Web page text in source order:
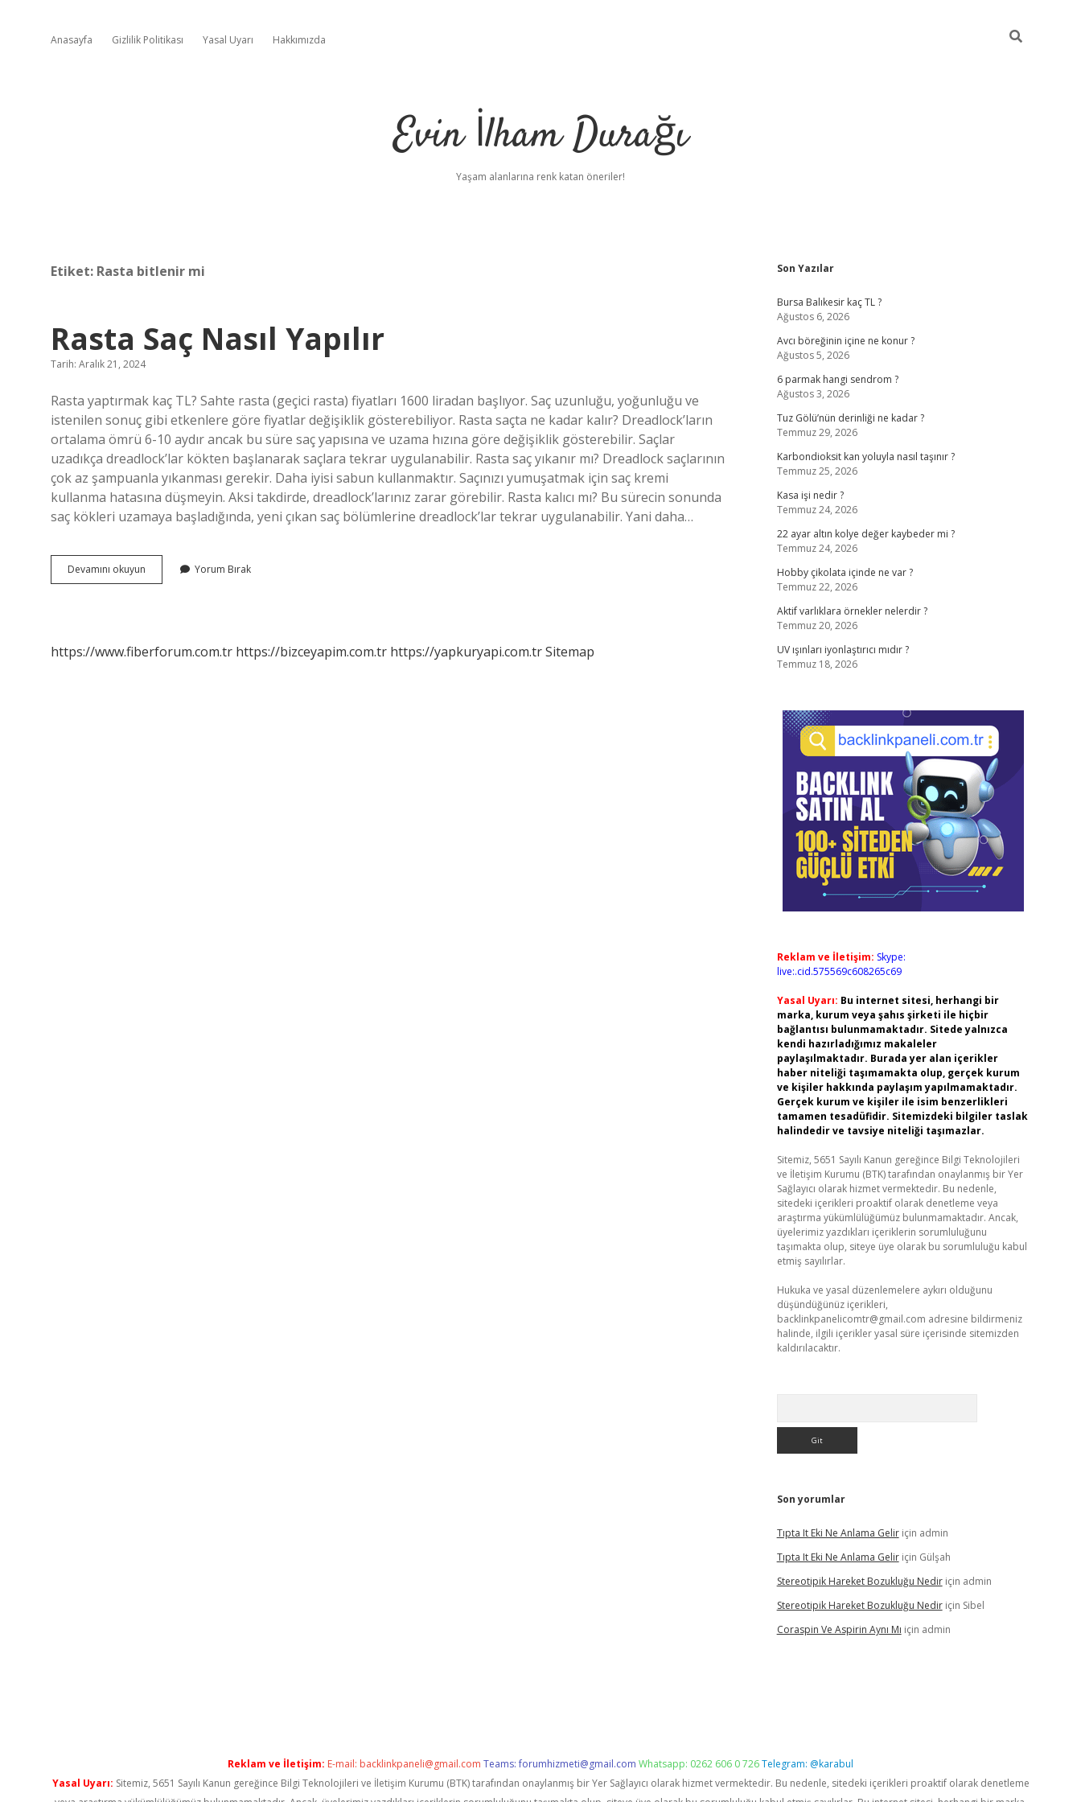
Anasayfa Gizlilik Politikası Yasal Uyarı Hakkımızda
Evin İlham Durağı
Yaşam alanlarına renk katan öneriler!
Etiket: Rasta bitlenir mi
Rasta Saç Nasıl Yapılır
Tarih: Aralık 21, 2024
Rasta yaptırmak kaç TL? Sahte rasta (geçici rasta) fiyatları 1600 liradan başlıyor. Saç uzunluğu, yoğunluğu ve
istenilen sonuç gibi etkenlere göre fiyatlar değişiklik gösterebiliyor. Rasta saçta ne kadar kalır? Dreadlock’ların
ortalama ömrü 6-10 aydır ancak bu süre saç yapısına ve uzama hızına göre değişiklik gösterebilir. Saçlar
uzadıkça dreadlock’lar kökten başlanarak saçlara tekrar uygulanabilir. Rasta saç yıkanır mı? Dreadlock saçlarının
çok az şampuanla yıkanması gerekir. Daha iyisi sabun kullanmaktır. Saçınızı yumuşatmak için saç kremi
kullanma hatasına düşmeyin. Aksi takdirde, dreadlock’larınız zarar görebilir. Rasta kalıcı mı? Bu sürecin sonunda
saç kökleri uzamaya başladığında, yeni çıkan saç bölümlerine dreadlock’lar tekrar uygulanabilir. Yani daha…
Devamını okuyun
Saç
Yorum Bırak
https://www.fiberforum.com.tr https://bizceyapim.com.tr https://yapkuryapi.com.trSitemap
Sidebar
Son Yazılar
Bursa Balıkesir kaç TL ?
Ağustos 6, 2026
Avcı böreğinin içine ne konur ?
Ağustos 5, 2026
6 parmak hangi sendrom ?
Ağustos 3, 2026
Tuz Gölü’nün derinliği ne kadar ?
Temmuz 29, 2026
Karbondioksit kan yoluyla nasıl taşınır ?
Temmuz 25, 2026
Kasa işi nedir ?
Temmuz 24, 2026
22 ayar altın kolye değer kaybeder mi ?
Temmuz 24, 2026
Hobby çikolata içinde ne var ?
Temmuz 22, 2026
Aktif varlıklara örnekler nelerdir ?
Temmuz 20, 2026
UV ışınları iyonlaştırıcı mıdır ?
Temmuz 18, 2026
Reklam ve İletişim: Skype:
live:.cid.575569c608265c69
Yasal Uyarı: Bu internet sitesi, herhangi bir
marka, kurum veya şahıs şirketi ile hiçbir
bağlantısı bulunmamaktadır. Sitede yalnızca
kendi hazırladığımız makaleler
paylaşılmaktadır. Burada yer alan içerikler
haber niteliği taşımamakta olup, gerçek kurum
ve kişiler hakkında paylaşım yapılmamaktadır.
Gerçek kurum ve kişiler ile isim benzerlikleri
tamamen tesadüfidir. Sitemizdeki bilgiler taslak
halindedir ve tavsiye niteliği taşımazlar.
Sitemiz, 5651 Sayılı Kanun gereğince Bilgi Teknolojileri
ve İletişim Kurumu (BTK) tarafından onaylanmış bir Yer
Sağlayıcı olarak hizmet vermektedir. Bu nedenle,
sitedeki içerikleri proaktif olarak denetleme veya
araştırma yükümlülüğümüz bulunmamaktadır. Ancak,
üyelerimiz yazdıkları içeriklerin sorumluluğunu
taşımakta olup, siteye üye olarak bu sorumluluğu kabul
etmiş sayılırlar.
Hukuka ve yasal düzenlemelere aykırı olduğunu
düşündüğünüz içerikleri,
backlinkpanelicomtr@gmail.com adresine bildirmeniz
halinde, ilgili içerikler yasal süre içerisinde sitemizden
kaldırılacaktır.
Son yorumlar
Tıpta It Eki Ne Anlama Geliriçin admin
Tıpta It Eki Ne Anlama Geliriçin Gülşah
Stereotipik Hareket Bozukluğu Nediriçin admin
Stereotipik Hareket Bozukluğu Nediriçin Sibel
Coraspin Ve Aspirin Aynı Mı için admin
Reklam ve İletişim: E-mail: backlinkpaneli@gmail.com Teams:forumhizmeti@gmail.com Whatsapp: 0262 606 0 726Telegram: @karabul
Yasal Uyarı: Sitemiz, 5651 Sayılı Kanun gereğince Bilgi Teknolojileri ve İletişim Kurumu (BTK) tarafından onaylanmış bir Yer Sağlayıcı olarak hizmet vermektedir. Bu nedenle, sitedeki içerikleri proaktif olarak denetleme